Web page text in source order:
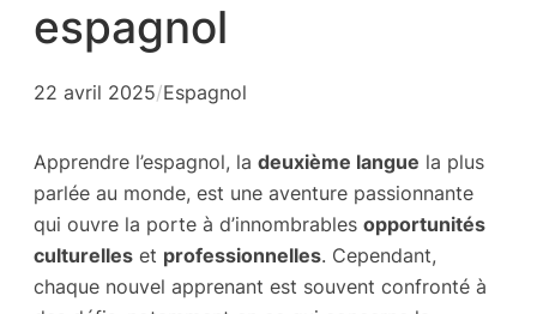
espagnol
22 avril 2025/Espagnol
Apprendre l’espagnol, la deuxième langue la plus
parlée au monde, est une aventure passionnante
qui ouvre la porte à d’innombrables opportunités
culturelles et professionnelles. Cependant,
chaque nouvel apprenant est souvent confronté à